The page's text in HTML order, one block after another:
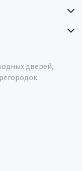
дверей,